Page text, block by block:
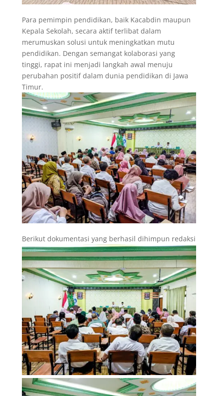
Para pemimpin pendidikan, baik Kacabdin maupun
Kepala Sekolah, secara aktif terlibat dalam
merumuskan solusi untuk meningkatkan mutu
pendidikan. Dengan semangat kolaborasi yang
tinggi, rapat ini menjadi langkah awal menuju
perubahan positif dalam dunia pendidikan di Jawa
Timur.
Berikut dokumentasi yang berhasil dihimpun redaksi